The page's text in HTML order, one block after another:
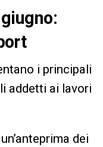
i principali
addetti ai lavori
dei